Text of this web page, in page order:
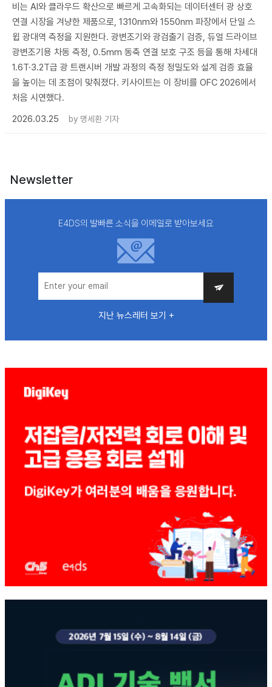
비는 AI와 클라우드 확산으로 빠르게 고속화되는 데이터센터 광 상호
연결 시장을 겨냥한 제품으로, 1310nm와 1550nm 파장에서 단일 스
윕 광대역 측정을 지원한다. 광변조기와 광검출기 검증, 듀얼 드라이브
광변조기용 차동 측정, 0.5mm 동축 연결 보호 구조 등을 통해 차세대
1.6T·3.2T급 광 트랜시버 개발 과정의 측정 정밀도와 설계 검증 효율
을 높이는 데 초점이 맞춰졌다. 키사이트는 이 장비를 OFC 2026에서
처음 시연했다.
2026.03.25
by 명세환 기자
Newsletter
E4DS의 발빠른 소식을 이메일로 받아보세요
지난 뉴스레터 보기 +